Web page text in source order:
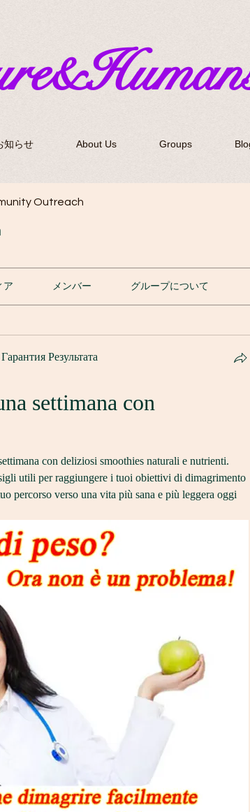
知らせ About Us Groups
Outreach
ア メンバー グループについて
Результата
settimana con
con deliziosi smoothies naturali e nutrienti.
utili per raggiungere i tuoi obiettivi di dimagrimento
percorso verso una vita più sana e più leggera oggi